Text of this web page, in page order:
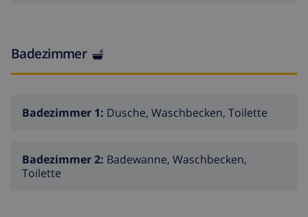
Badezimmer
Badezimmer 1: Dusche, Waschbecken, Toilette
Badezimmer 2: Badewanne, Waschbecken,
Toilette